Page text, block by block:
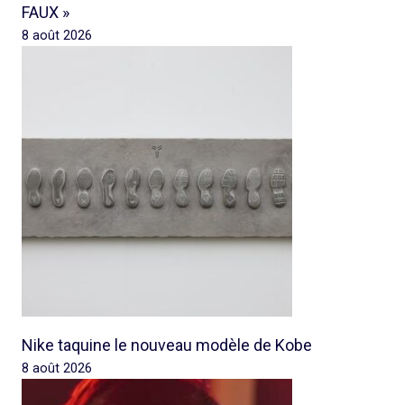
FAUX »
8 août 2026
Nike taquine le nouveau modèle de Kobe
8 août 2026